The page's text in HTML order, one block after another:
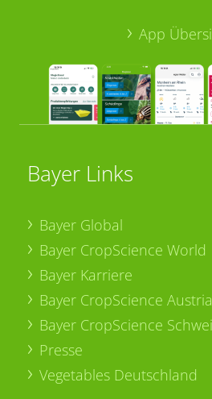
App
Bayer Links
Bayer Global
Bayer CropScience World
Bayer Karriere
Bayer CropScience Austria
Bayer CropScience
Presse
Vegetables Deutschland